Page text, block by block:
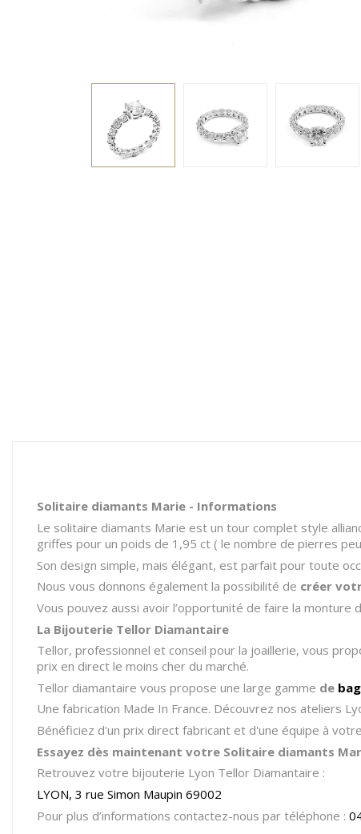
Solitaire diamants Marie - Informations
Le solitaire diamants Marie est un tour complet style
griffes pour un poids de 1,95 ct ( le nombre de pierres
Son design simple, mais élégant, est parfait pour toute
Nous vous donnons également la possibilité de créer
Vous pouvez aussi avoir l’opportunité de faire la monture
La Bijouterie Tellor Diamantaire
Tellor, professionnel et conseil pour la joaillerie, vous
prix en direct le moins cher du marché.
Tellor diamantaire vous propose une large gamme de
Une fabrication Made In France. Découvrez nos ateliers
Bénéficiez d'un prix direct fabricant et d'une équipe à
Essayez dès maintenant votre Solitaire diamants
Retrouvez votre bijouterie Lyon Tellor Diamantaire :
LYON, 3 rue Simon Maupin 69002
Pour plus d’informations contactez-nous par téléphone :